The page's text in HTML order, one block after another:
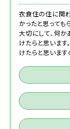
衣食住の住に関
かったと思っても
大切にして、何
けたらと思いま
けたらと思います